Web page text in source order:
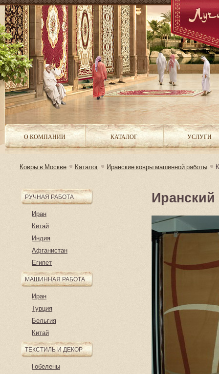
Ковры в Москве Каталог Иранские ковры машинной работы
РУЧНАЯ РАБОТА
Иран
Китай
Индия
Афганистан
Египет
МАШИННАЯ РАБОТА
Иран
Турция
Бельгия
Китай
ТЕКСТИЛЬ И ДЕКОР
Гобелены
О КОМПАНИИ КАТАЛОГ УСЛУГИ